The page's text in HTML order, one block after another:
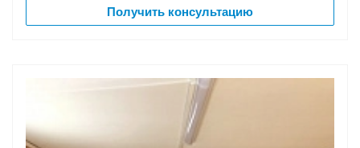
Получить консультацию